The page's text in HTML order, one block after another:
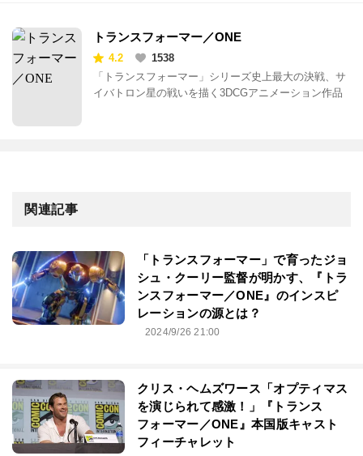
トランスフォーマー／ONE
4.2
1538
「トランスフォーマー」シリーズ史上最大の決戦、サ
イバトロン星の戦いを描く3DCGアニメーション作品
関連記事
「トランスフォーマー」で育ったジョ
シュ・クーリー監督が明かす、『トラ
ンスフォーマー／ONE』のインスピ
レーションの源とは？
2024/9/26 21:00
クリス・ヘムズワース「オプティマス
を演じられて感激！」『トランス
フォーマー／ONE』本国版キャスト
フィーチャレット